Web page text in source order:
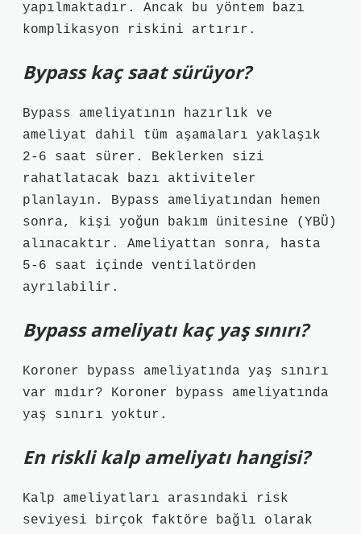
yapılmaktadır. Ancak bu yöntem bazı
komplikasyon riskini artırır.
Bypass kaç saat sürüyor?
Bypass ameliyatının hazırlık ve
ameliyat dahil tüm aşamaları yaklaşık
2-6 saat sürer. Beklerken sizi
rahatlatacak bazı aktiviteler
planlayın. Bypass ameliyatından hemen
sonra, kişi yoğun bakım ünitesine (YBÜ)
alınacaktır. Ameliyattan sonra, hasta
5-6 saat içinde ventilatörden
ayrılabilir.
Bypass ameliyatı kaç yaş sınırı?
Koroner bypass ameliyatında yaş sınırı
var mıdır? Koroner bypass ameliyatında
yaş sınırı yoktur.
En riskli kalp ameliyatı hangisi?
Kalp ameliyatları arasındaki risk
seviyesi birçok faktöre bağlı olarak